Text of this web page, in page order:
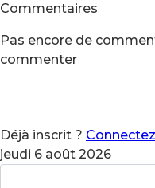
Commentaires
Pas encore de
commenter
Déjà inscrit ?
jeudi 6 août 2026